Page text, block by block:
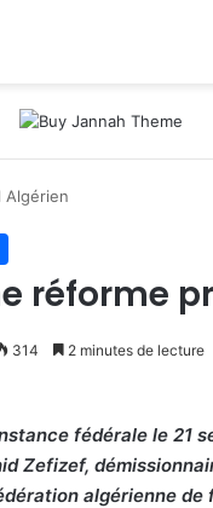
Algérien
réforme
314 2 minutes de lecture
fédérale le 21
Zefizef,
algérienne de